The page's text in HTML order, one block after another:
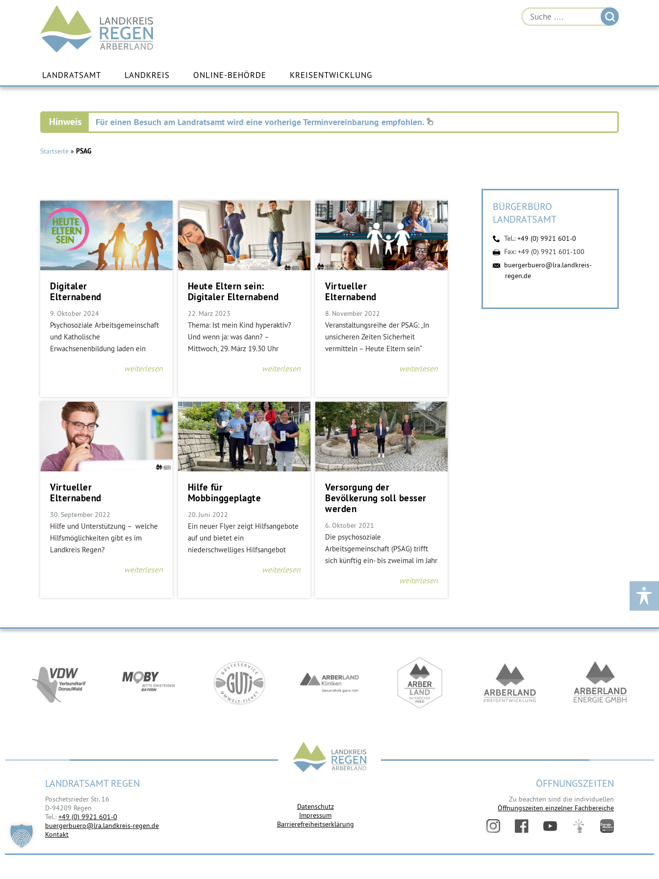
Landkreis
Regen
Inhalt
springen
LANDRATSAMT LANDKREIS ONLINE-BEHÖRDE KREISENTWICKLUNG
Für einen Besuch am Landratsamt wird eine vorherige Terminvereinbarung empfohlen.
Startseite » PSAG
Digitaler
Elternabend
9. Oktober 2024
Psychosoziale Arbeitsgemeinschaft
und Katholische
Erwachsenenbildung laden ein
weiterlesen
Heute Eltern sein:
Digitaler Elternabend
22. März 2023
Thema: Ist mein Kind hyperaktiv?
Und wenn ja: was dann? –
Mittwoch, 29. März 19.30 Uhr
weiterlesen
Virtueller
Elternabend
8. November 2022
Veranstaltungsreihe der PSAG: „In
unsicheren Zeiten Sicherheit
vermitteln – Heute Eltern sein“
weiterlesen
Virtueller
Elternabend
30. September 2022
Hilfe und Unterstützung – welche
Hilfsmöglichkeiten gibt es im
Landkreis Regen?
weiterlesen
Hilfe für
Mobbinggeplagte
20. Juni 2022
Ein neuer Flyer zeigt Hilfsangebote
auf und bietet ein
niederschwelliges Hilfsangebot
weiterlesen
Versorgung der
Bevölkerung soll besser
werden
6. Oktober 2021
Die psychosoziale
Arbeitsgemeinschaft (PSAG) trifft
sich künftig ein- bis zweimal im Jahr
weiterlesen
BÜRGERBÜRO
LANDRATSAMT
Tel.:+49 (0) 9921 601-0
Fax:+49 (0) 9921 601-100
buergerbuero@lra.landkreis-
regen.de
LANDRATSAMT REGEN
Poschetsrieder Str. 16
D-94209 Regen
Tel.: +49 (0) 9921 601-0
buergerbuero@lra.landkreis-regen.de
Kontakt
Datenschutz
Impressum
Barrierefreiheitserklärung
ÖFFNUNGSZEITEN
Zu beachten sind die individuellen
Öffnungszeiten einzelner Fachbereiche